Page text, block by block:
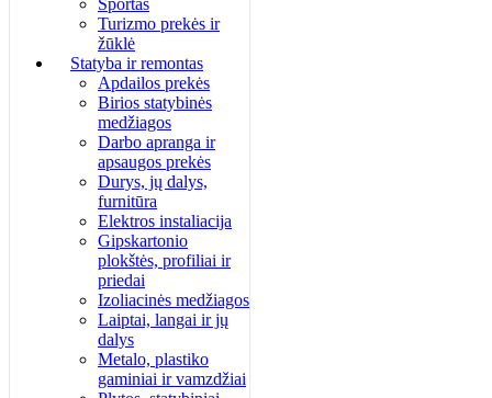
Sportas
Turizmo prekės ir
žūklė
Statyba ir remontas
Apdailos prekės
Birios statybinės
medžiagos
Darbo apranga ir
apsaugos prekės
Durys, jų dalys,
furnitūra
Elektros instaliacija
Gipskartonio
plokštės, profiliai ir
priedai
Izoliacinės medžiagos
Laiptai, langai ir jų
dalys
Metalo, plastiko
gaminiai ir vamzdžiai